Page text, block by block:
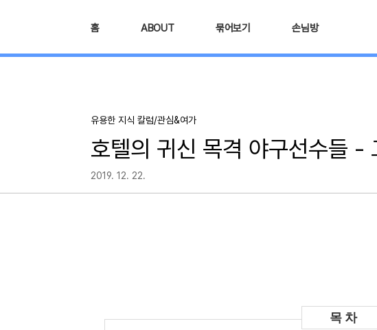
홈 ABOUT 묶어보기 손님방
유용한 지식 칼럼/관심&여가
호텔의 귀신 목격 야구선수들 -
2019. 12. 22.